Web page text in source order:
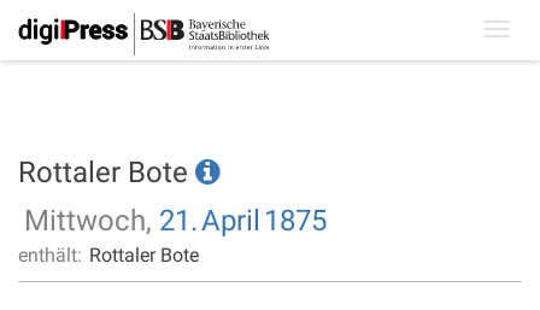
Rottaler Bote
Mittwoch, 21.April 1875
enthält: Rottaler Bote